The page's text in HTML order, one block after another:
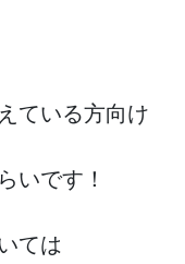
ている方向け
いです！
ては